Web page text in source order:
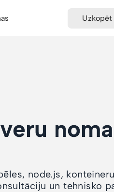
Uzkopēt
noma
node.js,
un tehnisko